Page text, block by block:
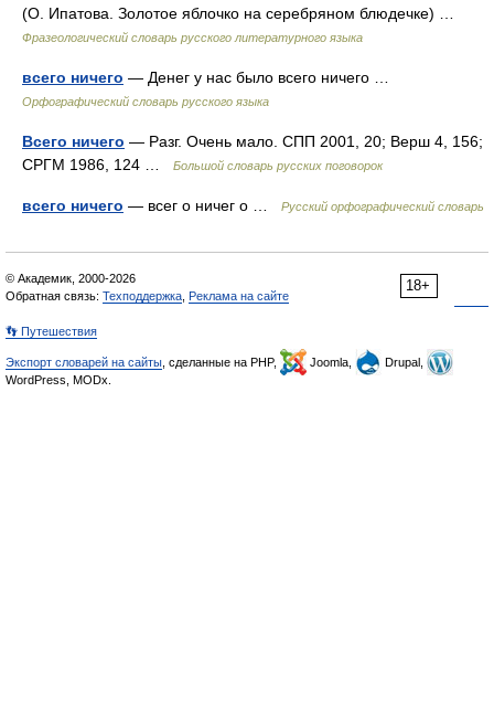
(О. Ипатова. Золотое яблочко на серебряном блюдечке) …
Фразеологический словарь русского литературного языка
всего ничего — Денег у нас было всего ничего …
Орфографический словарь русского языка
Всего ничего — Разг. Очень мало. СПП 2001, 20; Верш 4, 156;
СРГМ 1986, 124 …
Большой словарь русских поговорок
всего ничего — всег о ничег о … Русский орфографический словарь
18+
© Академик, 2000-2026
Обратная связь: Техподдержка Реклама на сайте
👣 Путешествия
Экспорт словарей на сайты , сделанные на PHP, Joomla,
Drupal,
WordPress, MODx.